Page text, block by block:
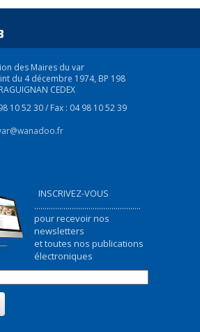
au mieux les réfugiés
des Maires du var
du 4 décembre 1974, BP 198
CEDEX
10 52 30 / Fax : 04 98 10 52 39
INSCRIVEZ-VOUS
...................................................
pour recevoir nos
newsletters
et toutes nos publications
électroniques